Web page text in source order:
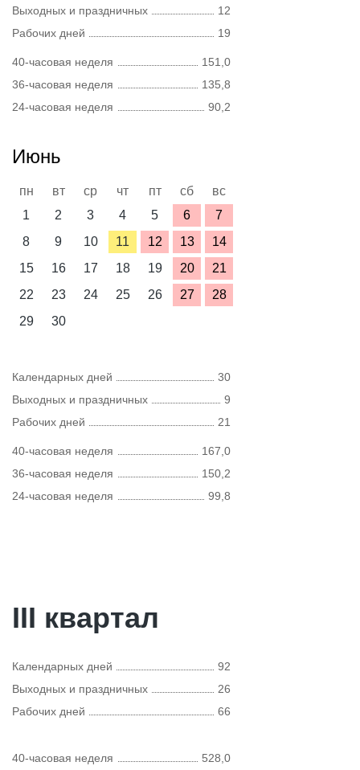
Выходных и праздничных
12
Рабочих дней
19
40-часовая неделя
151,0
36-часовая неделя
135,8
24-часовая неделя
90,2
Июнь
пн вт ср чт пт сб
вс
1
2 3 4 5 6
7
8
9 10 11 12 13
14
15
16 17 18 19 20
21
22
23 24 25 26 27
28
29
30
Календарных дней
30
Выходных и праздничных
9
Рабочих дней
21
40-часовая неделя
167,0
36-часовая неделя
150,2
24-часовая неделя
99,8
III квартал
Календарных дней
92
Выходных и праздничных
26
Рабочих дней
66
40-часовая неделя 528,0